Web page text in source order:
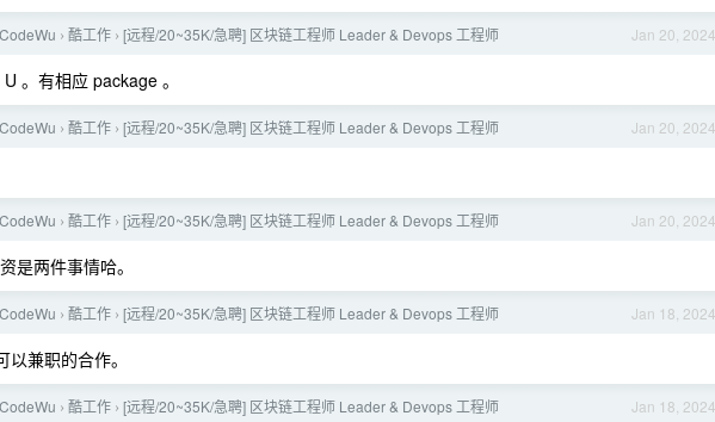
Jan 20, 2024
› 酷工作 › [远程/20~35K/急聘] 区块链工程师 Leader & Devops 工程师
。有相应 package 。
Jan 20, 2024
› 酷工作 › [远程/20~35K/急聘] 区块链工程师 Leader & Devops 工程师
Jan 20, 2024
› 酷工作 › [远程/20~35K/急聘] 区块链工程师 Leader & Devops 工程师
是两件事情哈。
Jan 18, 2024
› 酷工作 › [远程/20~35K/急聘] 区块链工程师 Leader & Devops 工程师
兼职的合作。
Jan 18, 2024
› 酷工作 › [远程/20~35K/急聘] 区块链工程师 Leader & Devops 工程师